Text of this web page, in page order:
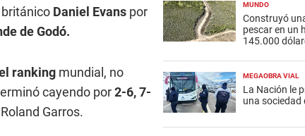
Daniel Evans por
de Godó.
ranking mundial, no
cayendo por2-6, 7-
Garros.
MUNDO
Construyó
pescar en un
145.000
MEGAOBRA VIAL
La Nación le
una sociedad